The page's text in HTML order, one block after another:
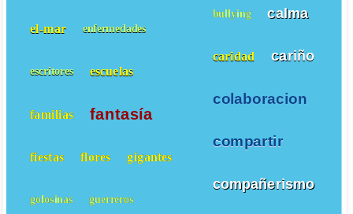
bullying calma
caridad cariño
colaboracion
compartir
compañerismo
el-mar enfermedades
escritores escuelas
familias fantasía
fiestas flores gigantes
golosinas guerreros